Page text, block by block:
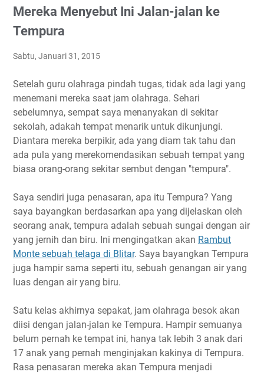
Mereka Menyebut Ini Jalan-jalan ke
Tempura
Sabtu, Januari 31, 2015
Setelah guru olahraga pindah tugas, tidak ada lagi yang
menemani mereka saat jam olahraga. Sehari
sebelumnya, sempat saya menanyakan di sekitar
sekolah, adakah tempat menarik untuk dikunjungi.
Diantara mereka berpikir, ada yang diam tak tahu dan
ada pula yang merekomendasikan sebuah tempat yang
biasa orang-orang sekitar sembut dengan "tempura".
Saya sendiri juga penasaran, apa itu Tempura? Yang
saya bayangkan berdasarkan apa yang dijelaskan oleh
seorang anak, tempura adalah sebuah sungai dengan air
yang jernih dan biru. Ini mengingatkan akan Rambut
Monte sebuah telaga di Blitar. Saya bayangkan Tempura
juga hampir sama seperti itu, sebuah genangan air yang
luas dengan air yang biru.
Satu kelas akhirnya sepakat, jam olahraga besok akan
diisi dengan jalan-jalan ke Tempura. Hampir semuanya
belum pernah ke tempat ini, hanya tak lebih 3 anak dari
17 anak yang pernah menginjakan kakinya di Tempura.
Rasa penasaran mereka akan Tempura menjadi